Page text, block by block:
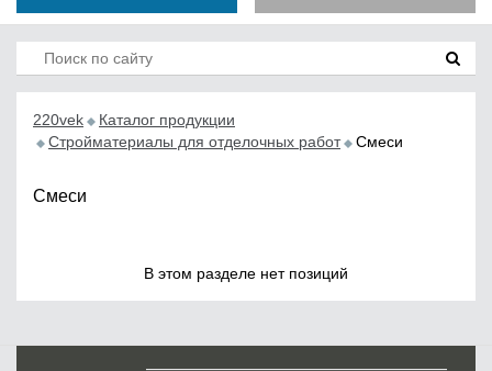
220vek
Каталог продукции
Стройматериалы для отделочных работ
Смеси
Смеси
В этом разделе нет позиций